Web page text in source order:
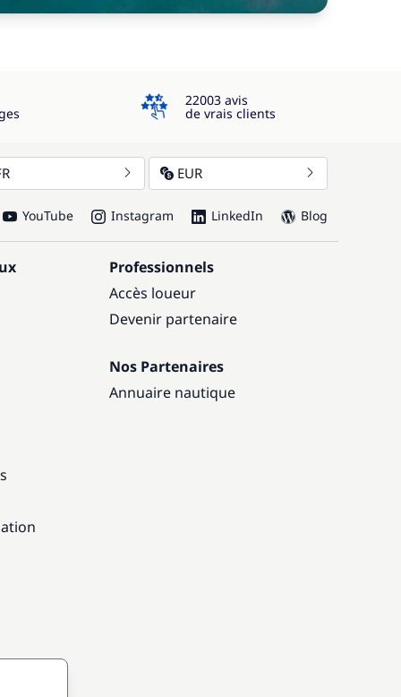
4.3
22003 avis
de vrais clients
EUR
YouTube Instagram LinkedIn Blog
Professionnels
Accès loueur
Devenir partenaire
Nos Partenaires
Annuaire nautique